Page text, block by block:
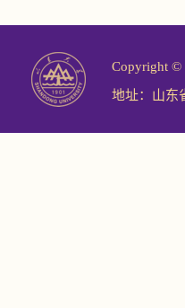
Copyright ©
地址：山东